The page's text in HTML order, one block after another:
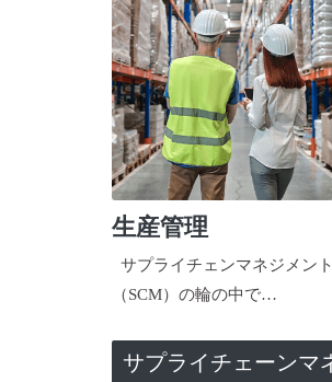
生産管理
サプライチェンマネジメント
（SCM）の輪の中で…